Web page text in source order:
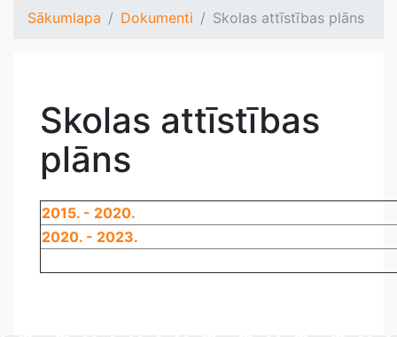
Sākumlapa Dokumenti Skolas attīstības plāns
Skolas attīstības
plāns
2015. - 2020.
2020. - 2023.